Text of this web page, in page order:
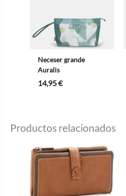
Neceser grande
Auralis
14,95€
Productos relacionados